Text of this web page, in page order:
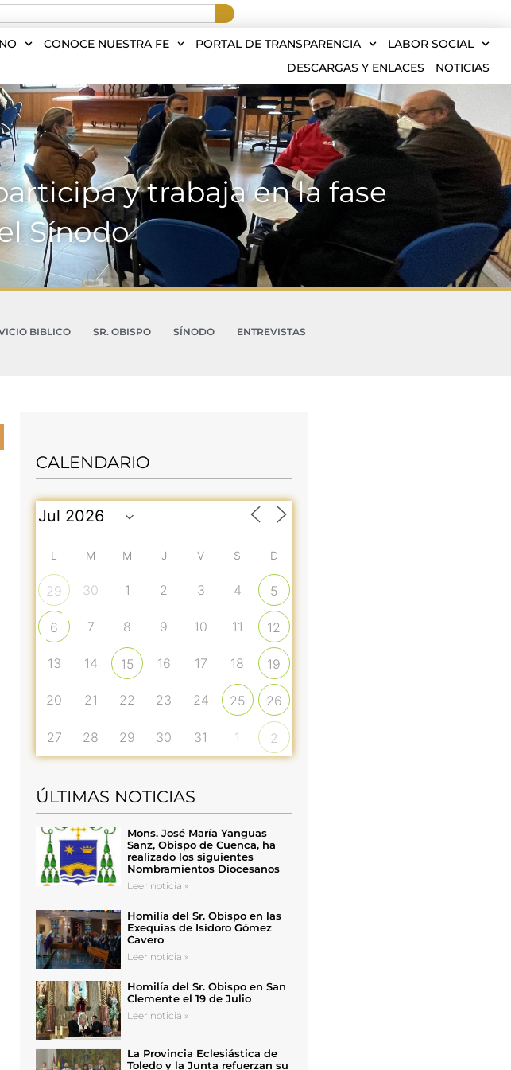
CONOCE NUESTRA FE PORTAL DE TRANSPARENCIA
LABOR SOCIAL
DESCARGAS Y ENLACES
NOTICIAS
y trabaja en la fase
Sínodo
BIBLICO SR. OBISPO SÍNODO
ENTREVISTAS
CALENDARIO
L M M J V S D
29 30 1 2 3 4 5
6 7 8 9 10 11 12
13 14 15 16 17 18 19
20 21 22 23 24 25 26
27 28 29 30 31 1 2
ÚLTIMAS NOTICIAS
Mons. José María Yanguas
Sanz, Obispo de Cuenca, ha
realizado los siguientes
Nombramientos Diocesanos
Leer noticia »
Homilía del Sr. Obispo en las
Exequias de Isidoro Gómez
Cavero
Leer noticia »
Homilía del Sr. Obispo en San
Clemente el 19 de Julio
Leer noticia »
La Provincia Eclesiástica de
Toledo y la Junta refuerzan su